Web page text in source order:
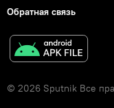
Обратная связь
© 2026 Sputnik Все